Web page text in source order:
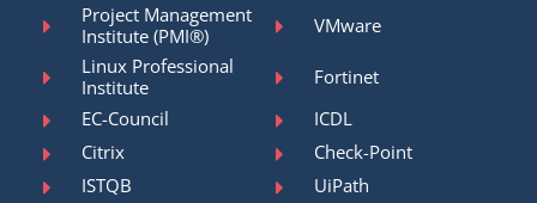
Project Management
Institute (PMI®)
VMware
Linux Professional
Institute
Fortinet
EC-Council
ICDL
Citrix
Check-Point
ISTQB
UiPath